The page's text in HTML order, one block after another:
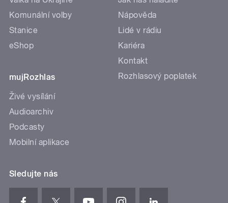
Komunální volby
Stanice
eShop
mujRozhlas
Živé vysílání
Audioarchiv
Podcasty
Mobilní aplikace
Nápověda
Lidé v rádiu
Kariéra
Kontakt
Rozhlasový poplatek
Sledujte nás